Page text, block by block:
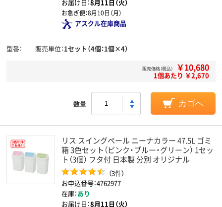
お届け日：8月11日（火）
お急ぎ便：8月10日（月）
アスクル在庫商品
型番 販売単位 1セット（4個：1個×4）
販売価格（税込） ￥10,680
1個あたり ￥2,670
数量 カゴへ
リス スイングペール ニーナカラー 47.5L ゴミ
箱 3色セット（ピンク・ブルー・グリーン） 1セッ
ト（3個） フタ付 日本製 分別 オリジナル
（3件）
お申込番号：4762977
在庫：あり
お届け日：8月11日（火）